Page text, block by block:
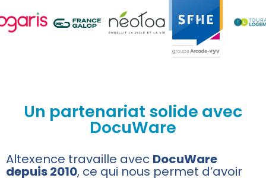
Un partenariat solide avec
DocuWare
Altexence travaille avec DocuWare
depuis 2010, ce qui nous permet d’avoir